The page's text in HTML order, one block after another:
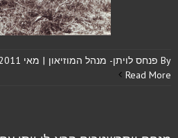
By פנחס לויתן- מנהל המוזיאון | מאי 19th, 2011
Read More